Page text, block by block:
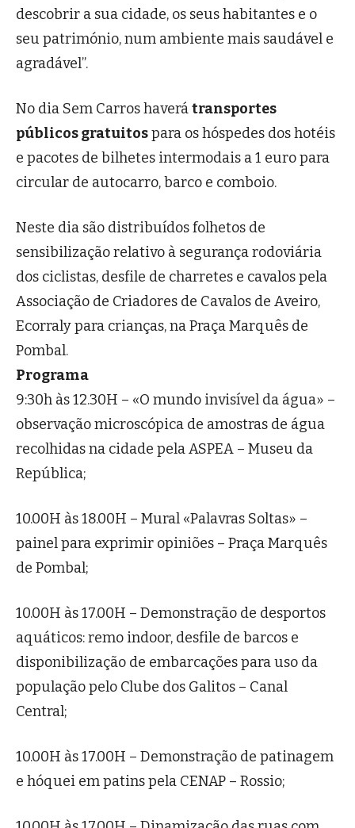
descobrir a sua cidade, os seus habitantes e o
seu património, num ambiente mais saudável e
agradável”.
No dia Sem Carros haverátransportes
públicos gratuitospara os hóspedes dos hotéis
e pacotes de bilhetes intermodais a 1 euro para
circular de autocarro, barco e comboio.
Neste dia são distribuídos folhetos de
sensibilização relativo à segurança rodoviária
dos ciclistas, desfile de charretes e cavalos pela
Associação de Criadores de Cavalos de Aveiro,
Ecorraly para crianças, na Praça Marquês de
Pombal.
Programa
9:30h às 12.30H – «O mundo invisível da água» –
observação microscópica de amostras de água
recolhidas na cidade pela ASPEA – Museu da
República;
10.00H às 18.00H – Mural «Palavras Soltas» –
painel para exprimir opiniões – Praça Marquês
de Pombal;
10.00H às 17.00H – Demonstração de desportos
aquáticos: remo indoor, desfile de barcos e
disponibilização de embarcações para uso da
população pelo Clube dos Galitos – Canal
Central;
10.00H às 17.00H – Demonstração de patinagem
e hóquei em patins pela CENAP – Rossio;